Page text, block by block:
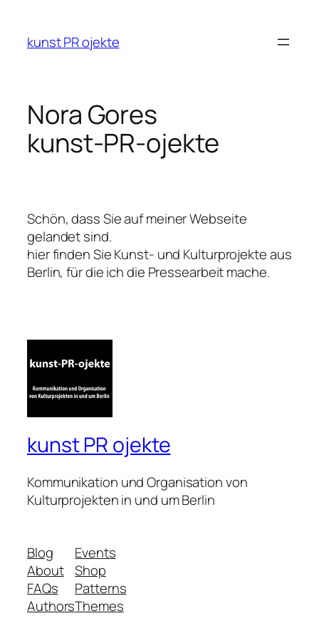
content
kunst PR ojekte
Nora Gores
kunst-PR-ojekte
Schön, dass Sie auf meiner Webseite
gelandet sind.
hier finden Sie Kunst- und Kulturprojekte aus
Berlin, für die ich die Pressearbeit mache.
kunst PR ojekte
Kommunikation und Organisation von
Kulturprojekten in und um Berlin
Blog
About
FAQs
Authors
Events
Shop
Patterns
Themes